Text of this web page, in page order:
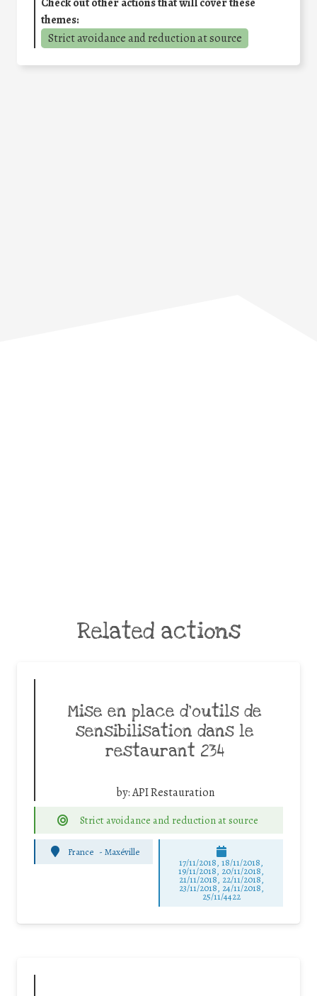
themes:
Strict avoidance and reduction at source
Related actions
Mise en place d’outils de
sensibilisation dans le
restaurant 234
by:API Restauration
Strict avoidance and reduction at source
France - Maxéville
17/11/2018, 18/11/2018,
19/11/2018, 20/11/2018,
21/11/2018, 22/11/2018,
23/11/2018, 24/11/2018,
25/11/4422